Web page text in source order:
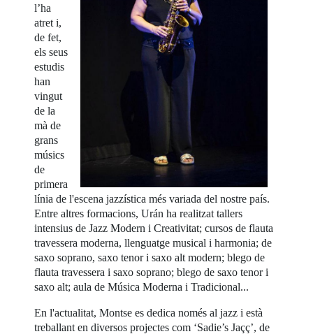
l’ha
atret i,
de fet,
els seus
estudis
han
vingut
de la
mà de
grans
músics
de
primera
línia de l'escena jazzística més variada del nostre país.
Entre altres formacions, Urán ha realitzat tallers
intensius de Jazz Modern i Creativitat; cursos de flauta
travessera moderna, llenguatge musical i harmonia; de
saxo soprano, saxo tenor i saxo alt modern; blego de
flauta travessera i saxo soprano; blego de saxo tenor i
saxo alt; aula de Música Moderna i Tradicional...
En l'actualitat, Montse es dedica només al jazz i està
treballant en diversos projectes com ‘Sadie’s Jaçç’, de